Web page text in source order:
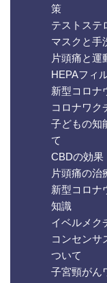
策
テストステ
マスクと手
片頭痛と運
HEPAフィ
新型コロナ
コロナワク
子どもの知
て
CBDの効果
片頭痛の治
新型コロナ
知識
イベルメク
コンセンサ
ついて
子宮頸がん